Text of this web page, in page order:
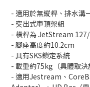
- 適用於無縱桿、排水溝
- 突出式車頂架組
- 橫桿為 JetStream
- 腳座高度約10.2cm
- 具有SKS鎖定系統
- 載重約75kg（具體取決
- 適用Jestream、